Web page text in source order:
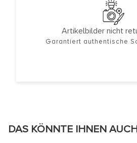
Artikelbilder nicht
Garantiert authentische
DAS KÖNNTE IHNEN